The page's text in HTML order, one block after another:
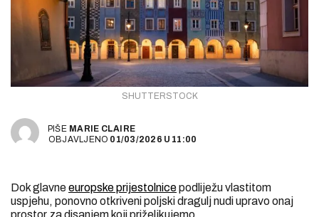
SHUTTERSTOCK
PIŠE MARIE CLAIRE
OBJAVLJENO 01/03/2026 U 11:00
Dok glavneeuropske prijestolnicepodliježu vlastitom
uspjehu, ponovno otkriveni poljski dragulj nudi upravo onaj
prostor za disanjem koji priželjkujemo.